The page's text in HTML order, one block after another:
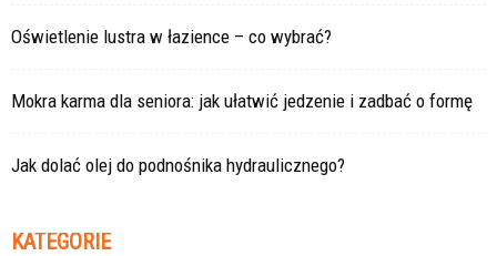
Oświetlenie lustra w łazience – co wybrać?
Mokra karma dla seniora: jak ułatwić jedzenie i zadbać o formę
Jak dolać olej do podnośnika hydraulicznego?
KATEGORIE